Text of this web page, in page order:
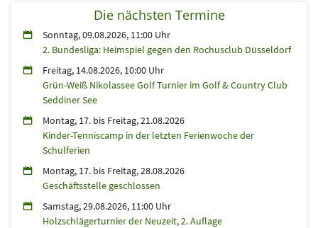
Die nächsten Termine
Sonntag, 09.08.2026, 11:00 Uhr
2. Bundesliga: Heimspiel gegen den Rochusclub Düsseldorf
Freitag, 14.08.2026, 10:00 Uhr
Grün-Weiß Nikolassee Golf Turnier im Golf & Country Club
Seddiner See
Montag, 17. bis Freitag, 21.08.2026
Kinder-Tenniscamp in der letzten Ferienwoche der
Schulferien
Montag, 17. bis Freitag, 28.08.2026
Geschäftsstelle geschlossen
Samstag, 29.08.2026, 11:00 Uhr
Holzschlägerturnier der Neuzeit, 2. Auflage